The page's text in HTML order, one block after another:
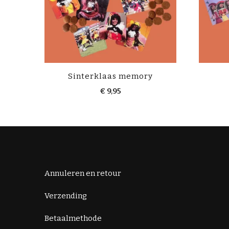
Sinterklaas memory
€ 9,95
Annuleren en retour
Verzending
Betaalmethode